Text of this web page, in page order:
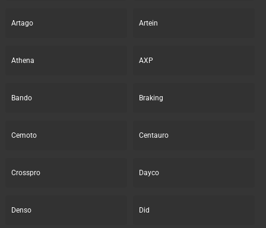
Artago Artein
Athena AXP
Bando Braking
Cemoto Centauro
Crosspro Dayco
Denso Did